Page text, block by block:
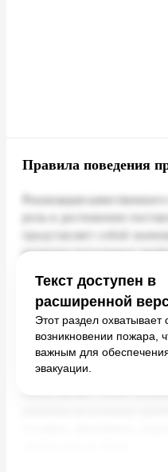
Правила поведения
Текст доступен в
расширенной
Этот раздел
возникновении пожара,
важным для
эвакуации.